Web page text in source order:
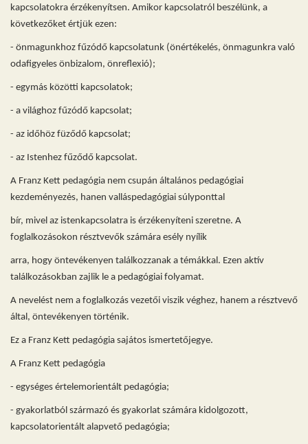
kapcsolatokra érzékenyítsen. Amikor kapcsolatról beszélünk, a
következőket értjük ezen:
- önmagunkhoz fűzódő kapcsolatunk (önértékelés, önmagunkra való
odafigyeles önbizalom, önreflexió);
- egymás közötti kapcsolatok;
- a világhoz fűzódő kapcsolat;
- az időhöz füződő kapcsolat;
- az Istenhez fűződő kapcsolat.
A Franz Kett pedagógia nem csupán általános pedagógiai
kezdeményezės, hanen valláspedagógiai súlyponttal
bír, mivel az istenkapcsolatra is érzékenyíteni szeretne. A
foglalkozásokon résztvevők számára esély nyílik
arra, hogy öntevékenyen találkozzanak a témákkal. Ezen aktív
találkozásokban zajlik le a pedagógiai folyamat.
A nevelést nem a foglalkozás vezetői viszik véghez, hanem a résztvevő
által, öntevékenyen történik.
Ez a Franz Kett pedagógia sajátos ismertetőjegye.
A Franz Kett pedagógia
- egységes értelemorientált pedagógia;
- gyakorlatból származó és gyakorlat számára kidolgozott,
kapcsolatorientált alapvető pedagógia;